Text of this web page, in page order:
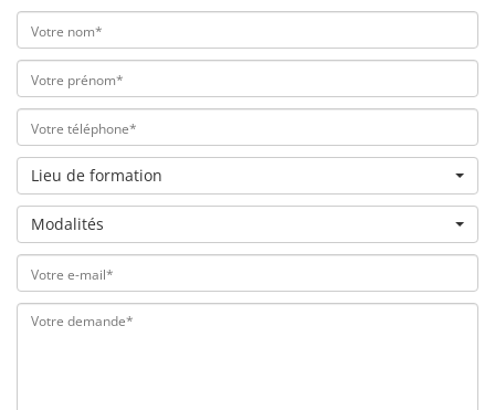
Lieu de formation
Modalités